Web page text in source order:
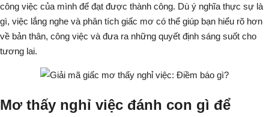
công việc của mình để đạt được thành công. Dù ý nghĩa thực sự là
gì, việc lắng nghe và phân tích giấc mơ có thể giúp bạn hiểu rõ hơn
về bản thân, công việc và đưa ra những quyết định sáng suốt cho
tương lai.
Mơ thấy nghỉ việc đánh con gì để